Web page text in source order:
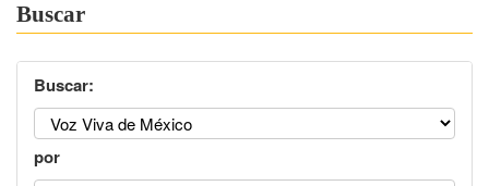
Buscar
Buscar:
por